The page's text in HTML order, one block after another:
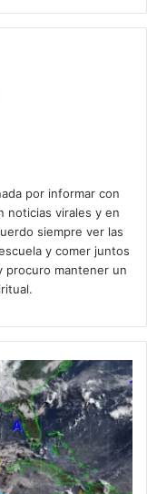
por informar con
noticias virales y en
siempre ver las
y comer juntos
procuro mantener un